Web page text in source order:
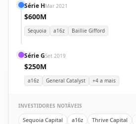
Série HMar 2021
$600M
Sequoia a16z Baillie Gifford
Série GSet 2019
$250M
a16z General Catalyst +4 a mais
INVESTIDORES NOTÁVEIS
Sequoia Capital a16z Thrive Capital